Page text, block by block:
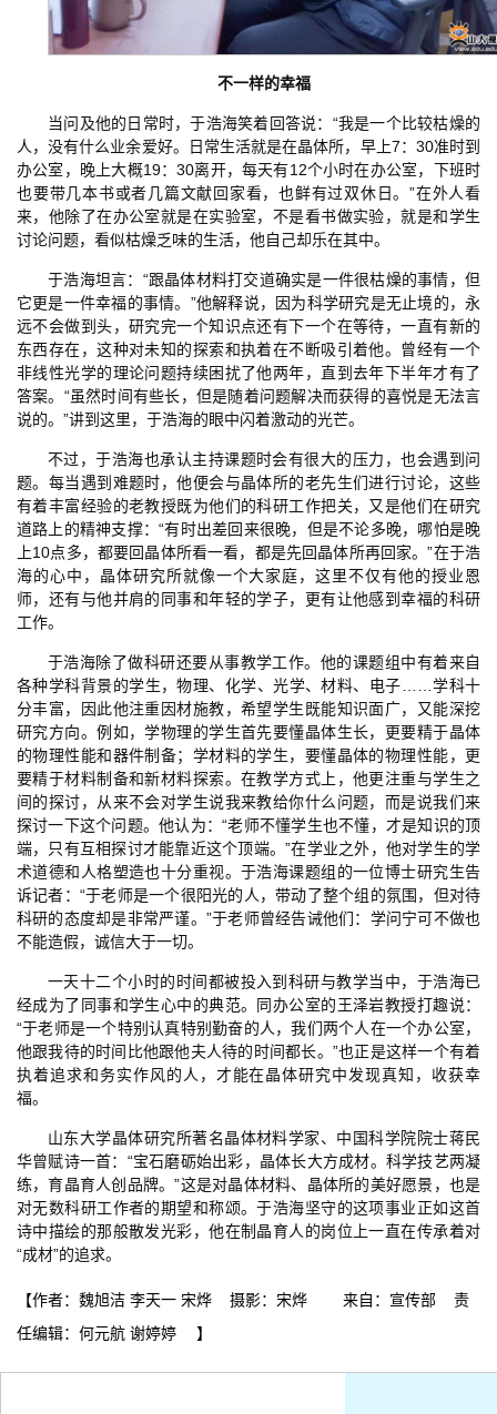
不一样的幸福
当问及他的日常时，于浩海笑着回答说：“我是一个比较枯燥的
人，没有什么业余爱好。日常生活就是在晶体所，早上7：30准时到
办公室，晚上大概19：30离开，每天有12个小时在办公室，下班时
也要带几本书或者几篇文献回家看，也鲜有过双休日。”在外人看
来，他除了在办公室就是在实验室，不是看书做实验，就是和学生
讨论问题，看似枯燥乏味的生活，他自己却乐在其中。
于浩海坦言：“跟晶体材料打交道确实是一件很枯燥的事情，但
它更是一件幸福的事情。”他解释说，因为科学研究是无止境的，永
远不会做到头，研究完一个知识点还有下一个在等待，一直有新的
东西存在，这种对未知的探索和执着在不断吸引着他。曾经有一个
非线性光学的理论问题持续困扰了他两年，直到去年下半年才有了
答案。“虽然时间有些长，但是随着问题解决而获得的喜悦是无法言
说的。”讲到这里，于浩海的眼中闪着激动的光芒。
不过，于浩海也承认主持课题时会有很大的压力，也会遇到问
题。每当遇到难题时，他便会与晶体所的老先生们进行讨论，这些
有着丰富经验的老教授既为他们的科研工作把关，又是他们在研究
道路上的精神支撑：“有时出差回来很晚，但是不论多晚，哪怕是晚
上10点多，都要回晶体所看一看，都是先回晶体所再回家。”在于浩
海的心中，晶体研究所就像一个大家庭，这里不仅有他的授业恩
师，还有与他并肩的同事和年轻的学子，更有让他感到幸福的科研
工作。
于浩海除了做科研还要从事教学工作。他的课题组中有着来自
各种学科背景的学生，物理、化学、光学、材料、电子……学科十
分丰富，因此他注重因材施教，希望学生既能知识面广，又能深挖
研究方向。例如，学物理的学生首先要懂晶体生长，更要精于晶体
的物理性能和器件制备；学材料的学生，要懂晶体的物理性能，更
要精于材料制备和新材料探索。在教学方式上，他更注重与学生之
间的探讨，从来不会对学生说我来教给你什么问题，而是说我们来
探讨一下这个问题。他认为：“老师不懂学生也不懂，才是知识的顶
端，只有互相探讨才能靠近这个顶端。”在学业之外，他对学生的学
术道德和人格塑造也十分重视。于浩海课题组的一位博士研究生告
诉记者：“于老师是一个很阳光的人，带动了整个组的氛围，但对待
科研的态度却是非常严谨。”于老师曾经告诫他们：学问宁可不做也
不能造假，诚信大于一切。
一天十二个小时的时间都被投入到科研与教学当中，于浩海已
经成为了同事和学生心中的典范。同办公室的王泽岩教授打趣说：
“于老师是一个特别认真特别勤奋的人，我们两个人在一个办公室，
他跟我待的时间比他跟他夫人待的时间都长。”也正是这样一个有着
执着追求和务实作风的人，才能在晶体研究中发现真知，收获幸
福。
山东大学晶体研究所著名晶体材料学家、中国科学院院士蒋民
华曾赋诗一首：“宝石磨砺始出彩，晶体长大方成材。科学技艺两凝
练，育晶育人创品牌。”这是对晶体材料、晶体所的美好愿景，也是
对无数科研工作者的期望和称颂。于浩海坚守的这项事业正如这首
诗中描绘的那般散发光彩，他在制晶育人的岗位上一直在传承着对
“成材”的追求。
【作者：魏旭洁 李天一 宋烨 摄影：宋烨 来自：宣传部 责
任编辑：何元航 谢婷婷 】